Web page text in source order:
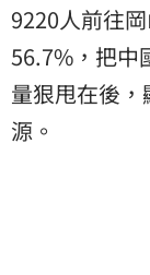
9220人前往
56.7%，把中
量狠甩在後
源。